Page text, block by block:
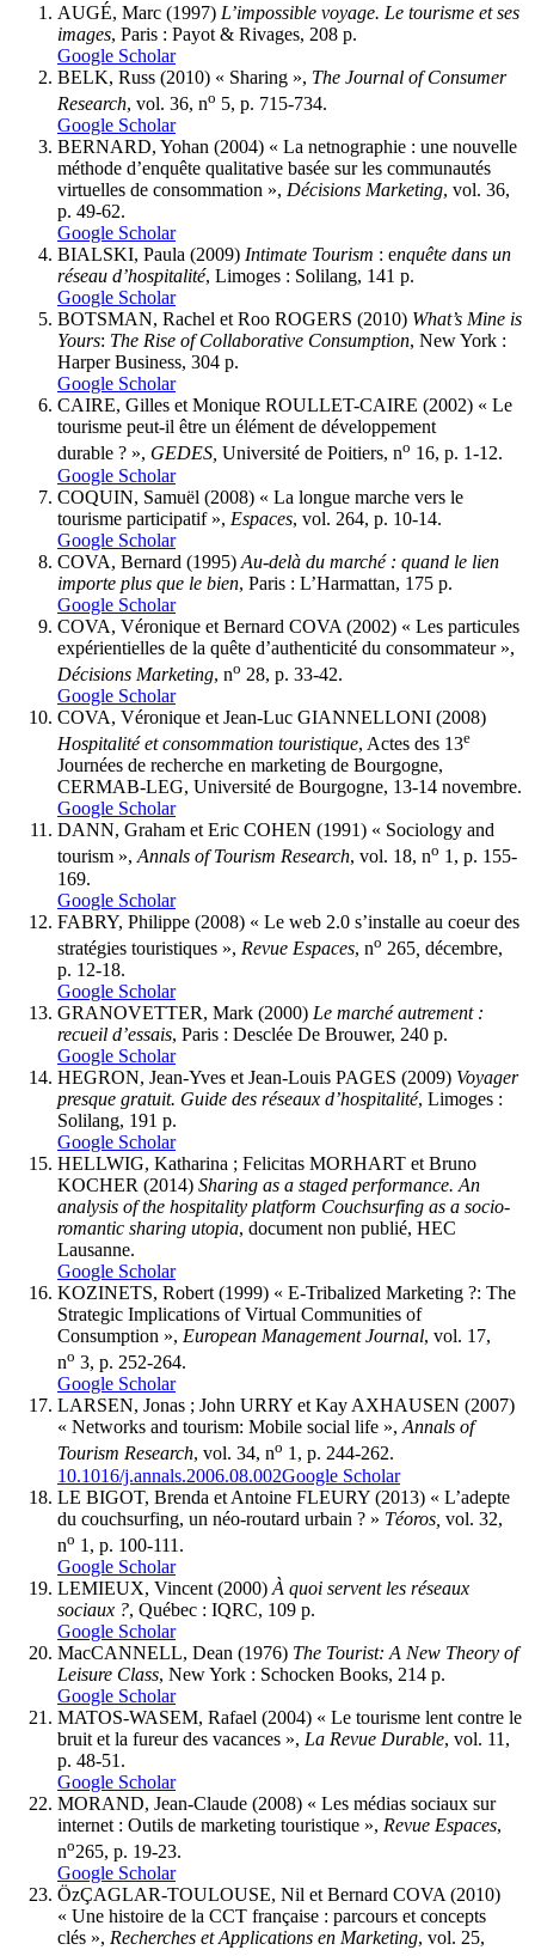
AUGÉ, Marc (1997) L’impossible voyage. Le tourisme et ses
images, Paris : Payot & Rivages, 208 p.
Google Scholar
BELK, Russ (2010) « Sharing », The Journal of Consumer
Research, vol. 36, no 5, p. 715-734.
Google Scholar
BERNARD, Yohan (2004) « La netnographie : une nouvelle
méthode d’enquête qualitative basée sur les communautés
virtuelles de consommation », Décisions Marketing, vol. 36,
p. 49-62.
Google Scholar
BIALSKI, Paula (2009) Intimate Tourism : enquête dans un
réseau d’hospitalité, Limoges : Solilang, 141 p.
Google Scholar
BOTSMAN, Rachel et Roo ROGERS (2010) What’s Mine is
Yours: The Rise of Collaborative Consumption, New York :
Harper Business, 304 p.
Google Scholar
CAIRE, Gilles et Monique ROULLET-CAIRE (2002) « Le
tourisme peut-il être un élément de développement
durable ? », GEDES, Université de Poitiers, no 16, p. 1-12.
Google Scholar
COQUIN, Samuël (2008) « La longue marche vers le
tourisme participatif », Espaces, vol. 264, p. 10-14.
Google Scholar
COVA, Bernard (1995) Au-delà du marché : quand le lien
importe plus que le bien, Paris : L’Harmattan, 175 p.
Google Scholar
COVA, Véronique et Bernard COVA (2002) « Les particules
expérientielles de la quête d’authenticité du consommateur »,
Décisions Marketing, no 28, p. 33-42.
Google Scholar
COVA, Véronique et Jean-Luc GIANNELLONI (2008)
Hospitalité et consommation touristique, Actes des 13e
Journées de recherche en marketing de Bourgogne,
CERMAB-LEG, Université de Bourgogne, 13-14 novembre.
Google Scholar
DANN, Graham et Eric COHEN (1991) « Sociology and
tourism »,Annals of Tourism Research, vol. 18, no 1, p. 155-
169.
Google Scholar
FABRY, Philippe (2008) « Le web 2.0 s’installe au coeur des
stratégies touristiques », Revue Espaces, no 265 décembre,
p. 12-18.
Google Scholar
GRANOVETTER, Mark (2000) Le marché autrement :
recueil d’essais, Paris : Desclée De Brouwer, 240 p.
Google Scholar
HEGRON, Jean-Yves et Jean-Louis PAGES (2009) Voyager
presque gratuit. Guide des réseaux d’hospitalité, Limoges :
Solilang, 191 p.
Google Scholar
HELLWIG, Katharina ; Felicitas MORHART et Bruno
KOCHER (2014) Sharing as a staged performance. An
analysis of the hospitality platform Couchsurfing as a socio-
romantic sharing utopia, document non publié, HEC
Lausanne.
Google Scholar
KOZINETS, Robert (1999) « E-Tribalized Marketing ?: The
Strategic Implications of Virtual Communities of
Consumption », European Management Journal, vol. 17,
no 3, p. 252-264.
Google Scholar
LARSEN, Jonas ; John URRY et Kay AXHAUSEN (2007)
« Networks and tourism: Mobile social life », Annals of
Tourism Research, vol. 34, no 1, p. 244-262.
10.1016/j.annals.2006.08.002Google Scholar
LE BIGOT, Brenda et Antoine FLEURY (2013) « L’adepte
du couchsurfing, un néo-routard urbain ? » Téoros, vol. 32,
no 1, p. 100-111.
Google Scholar
LEMIEUX, Vincent (2000) À quoi servent les réseaux
sociaux ?, Québec : IQRC, 109 p.
Google Scholar
MacCANNELL, Dean (1976) The Tourist: A New Theory of
Leisure Class, New York : Schocken Books, 214 p.
Google Scholar
MATOS-WASEM, Rafael (2004) « Le tourisme lent contre le
bruit et la fureur des vacances », La Revue Durable, vol. 11,
p. 48-51.
Google Scholar
MORAND, Jean-Claude (2008) « Les médias sociaux sur
internet : Outils de marketing touristique », Revue Espaces,
no265, p. 19-23.
Google Scholar
ÖzÇAGLAR-TOULOUSE, Nil et Bernard COVA (2010)
« Une histoire de la CCT française : parcours et concepts
clés », Recherches et Applications en Marketing, vol. 25,